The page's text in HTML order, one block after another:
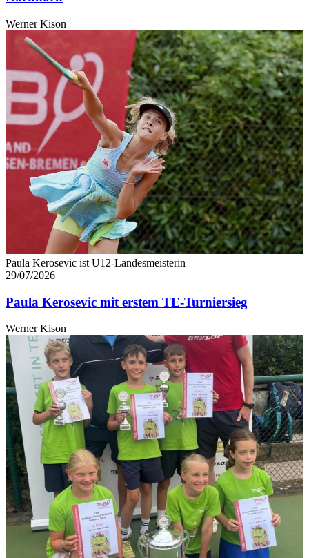
Werner Kison
Paula Kerosevic ist U12-Landesmeisterin
29/07/2026
Paula Kerosevic mit erstem TE-Turniersieg
Werner Kison